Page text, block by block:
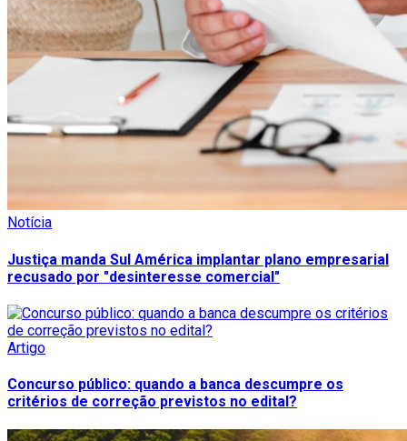
Notícia
Justiça manda Sul América implantar plano empresarial
recusado por "desinteresse comercial"
Artigo
Concurso público: quando a banca descumpre os
critérios de correção previstos no edital?